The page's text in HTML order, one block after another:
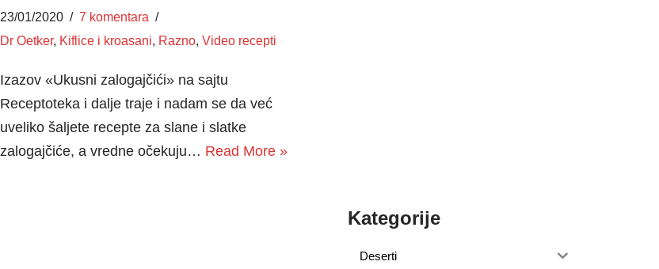
23/01/2020
7 komentara
Dr Oetker, Kiflice i kroasani, Razno, Video recepti
Izazov «Ukusni zalogajčići» na sajtu
Receptoteka i dalje traje i nadam se da već
uveliko šaljete recepte za slane i slatke
zalogajčiće, a vredne očekuju… Read More »
Kategorije
Deserti